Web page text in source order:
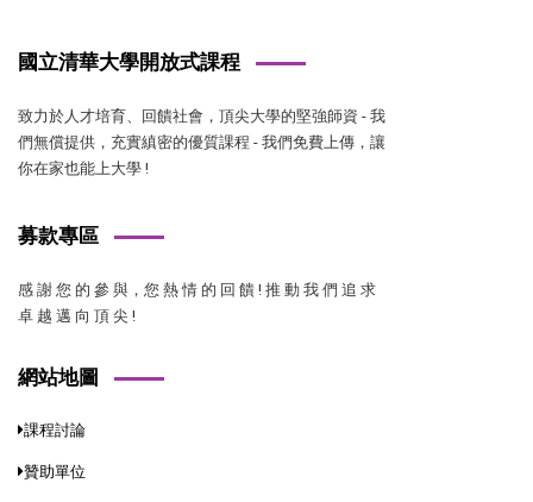
國立清華大學開放式課程
致力於人才培育、回饋社會，頂尖大學的堅強師資 - 我
們無償提供，充實縝密的優質課程 - 我們免費上傳，讓
你在家也能上大學 !
募款專區
感 謝 您 的 參 與，您 熱 情 的 回 饋 ! 推 動 我 們 追 求
卓 越 邁 向 頂 尖 !
網站地圖
課程討論
贊助單位